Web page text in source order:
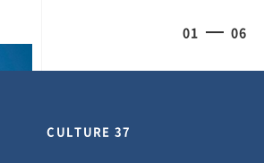
01 06
CULTURE 37